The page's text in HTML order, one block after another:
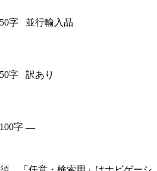
字 並行輸入品
字 訳あり
字 —